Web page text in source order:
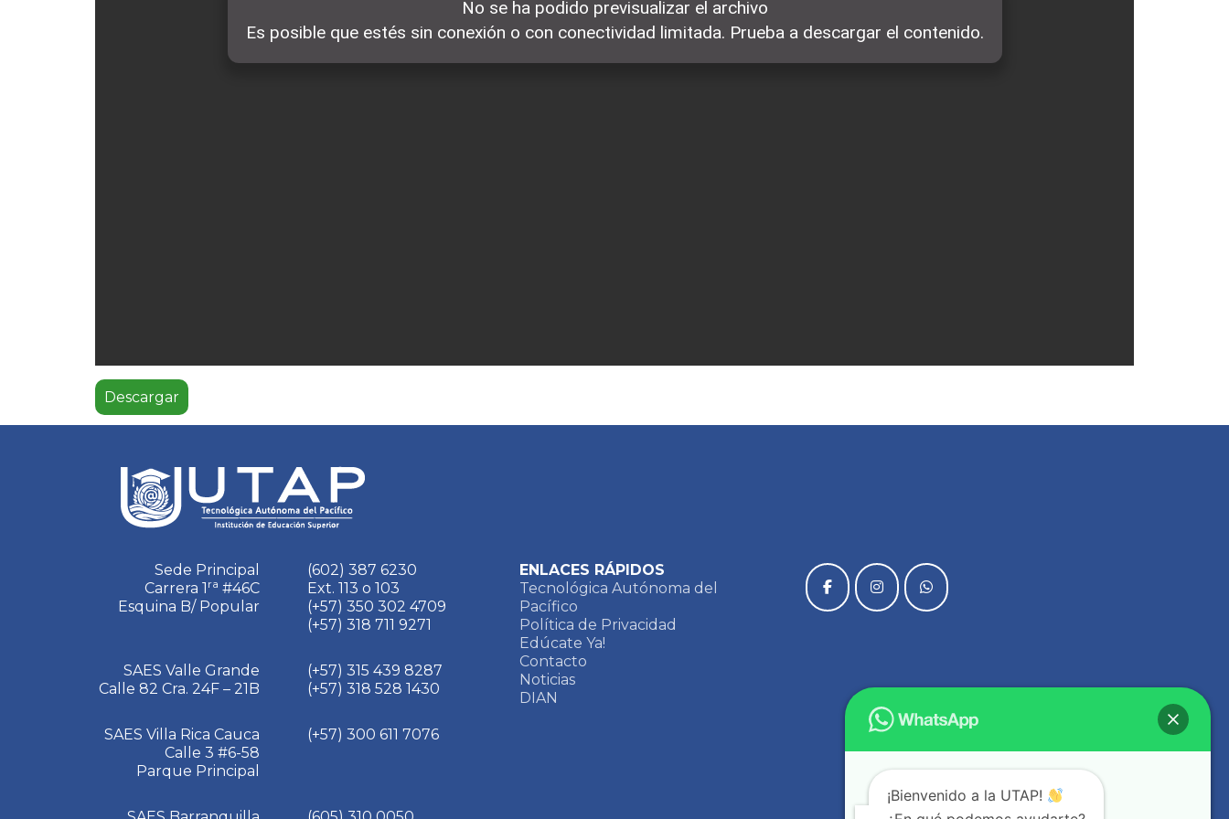
Descargar
Sede Principal
Carrera 1 ra #46C
Esquina B/ Popular
(602) 387 6230
Ext. 113 o 103
(+57) 350 302 4709
(+57) 318 711 9271
SAES Valle Grande
Calle 82 Cra. 24F – 21B
(+57) 315 439 8287
(+57) 318 528 1430
SAES Villa Rica Cauca
Calle 3 #6-58
Parque Principal
(+57) 300 611 7076
ENLACES RÁPIDOS
Tecnológica Autónoma del
Pacífico
Política de Privacidad
Edúcate Ya!
Contacto
Noticias
DIAN
¡Bienvenido a la UTAP!